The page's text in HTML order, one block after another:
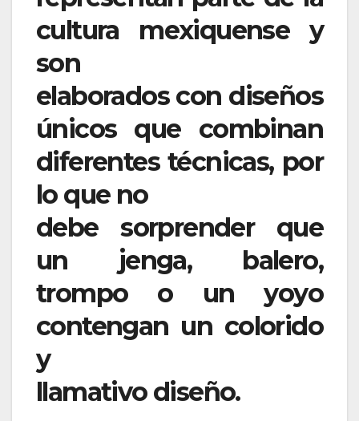
cultura mexiquense y
son
elaborados con diseños
únicos que combinan
diferentes técnicas, por
lo que no
debe sorprender que
un jenga, balero,
trompo o un yoyo
contengan un colorido
y
llamativo diseño.